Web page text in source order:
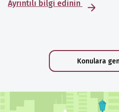
Ayrıntılı bilgi edinin
Konulara